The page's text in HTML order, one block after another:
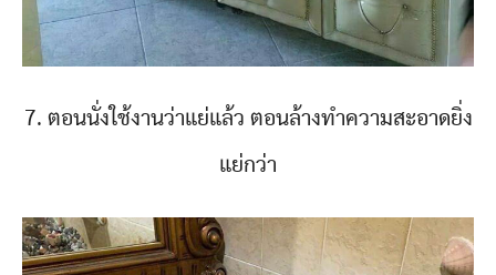
7. ตอนนั่งใช้งานว่าแย่แล้ว ตอนล้างทำความสะอาดยิ่ง
แย่กว่า